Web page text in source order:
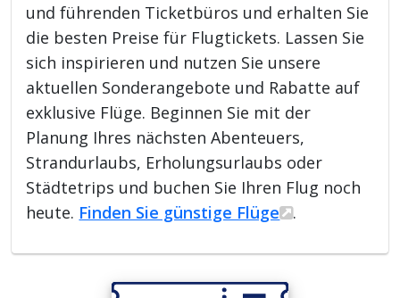
und führenden Ticketbüros und erhalten Sie
die besten Preise für Flugtickets. Lassen Sie
sich inspirieren und nutzen Sie unsere
aktuellen Sonderangebote und Rabatte auf
exklusive Flüge. Beginnen Sie mit der
Planung Ihres nächsten Abenteuers,
Strandurlaubs, Erholungsurlaubs oder
Städtetrips und buchen Sie Ihren Flug noch
heute. Finden Sie günstige Flüge .